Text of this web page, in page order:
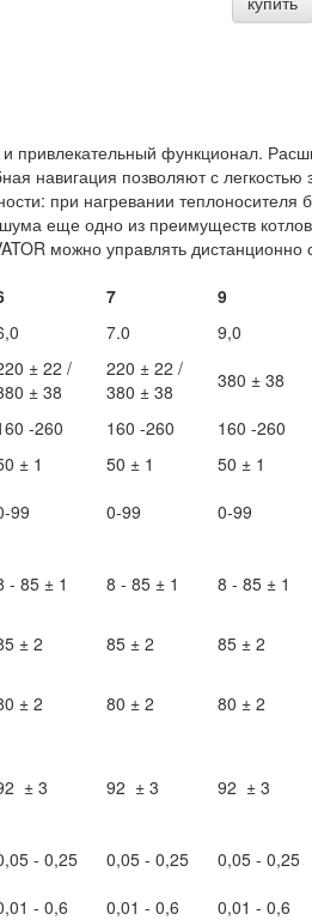
привлекательный функционал.
навигация позволяют с
при нагревании теплоносителя
еще одно из преимуществ
можно управлять
7 9
7.0 9,0
± 22 /
± 38
220 ± 22 /
380 ± 38
380 ± 38
-260 160 -260 160 -260
± 1 50 ± 1 50 ± 1
99 0-99 0-99
- 85 ± 1 8 - 85 ± 1 8 - 85 ± 1
± 2 85 ± 2 85 ± 2
± 2 80 ± 2 80 ± 2
± 3 92 ± 3 92 ± 3
- 0,25 0,05 - 0,25 0,05 - 0,25
- 0,6 0,01 - 0,6 0,01 - 0,6